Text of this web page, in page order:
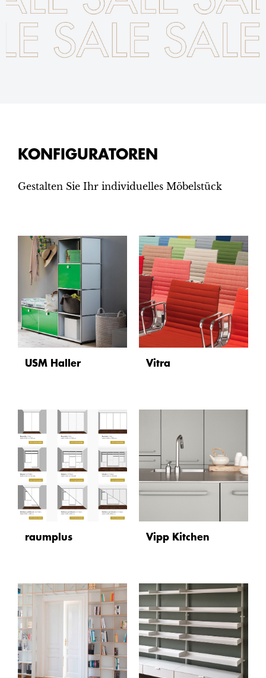
KONFIGURATOREN
Gestalten Sie Ihr individuelles Möbelstück
USM Haller Vitra
raumplus Vipp Kitchen